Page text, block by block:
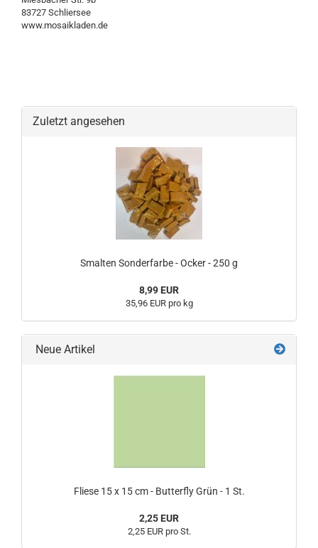
83727 Schliersee
www.mosaikladen.de
Zuletzt angesehen
Smalten Sonderfarbe - Ocker - 250 g
8,99 EUR
35,96 EUR pro kg
Neue Artikel
Fliese 15 x 15 cm - Butterfly Grün - 1 St.
2,25 EUR
2,25 EUR pro St.